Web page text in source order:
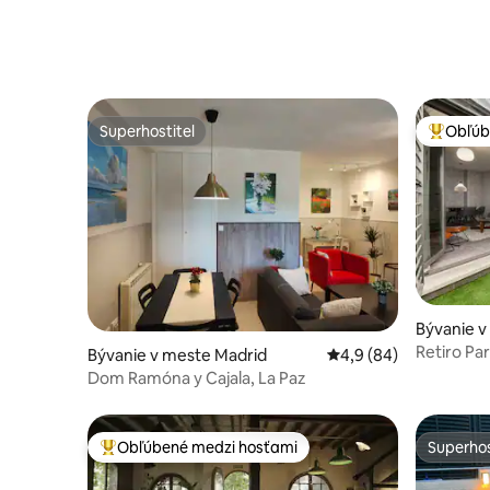
Superhostiteľ
Superhostiteľ
Bývanie v meste Madrid Priemerné
4,9 (84)
Dom Ramóna y Cajala, La Paz
Bývanie
Retiro
Najobľúbenejšie medzi hosťami
Obľúbené medzi hosťami